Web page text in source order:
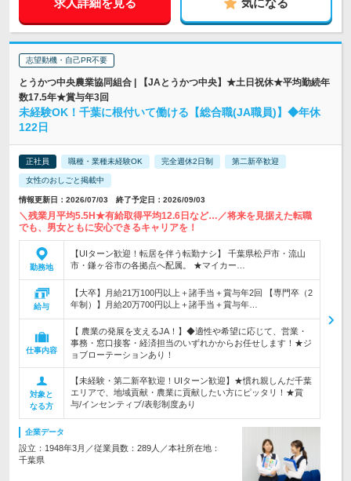
求人詳細を見る 気になる
志望動機・自己PR不要
とうかつ中央農業協同組合 | 【JAとうかつ中央】★土日祝休★平均勤続年
数17.5年★賞与年3回
未経験OK！千葉に根付いて働ける【総合職(JA職員)】◆年休
122日
正社員 職種・業種未経験OK 完全週休2日制 第二新卒歓迎
女性のおしごと掲載中
情報更新日：2026/07/03 終了予定日：2026/09/03
＼残業月平均5.5H★有給取得平均12.6日など…／将来を見据えた転職
でも、男女ともに安心できるキャリアを！
勤務地
【UIターン歓迎！転居を伴う転勤ナシ】 千葉県松戸市・流山
市・鎌ヶ谷市の各拠点へ配属。 ★マイカー…
給与
【大卒】月給21万100円以上＋諸手当＋賞与年2回 【専門卒（2
年制）】月給20万700円以上＋諸手当＋賞与年…
仕事内容
【 農業の発展を支えるJA！】◆適性や希望に応じて、営業・
事務・窓口接客・経済担当のいずれかからお任せします！★ジ
ョブローテーションあり！
対象と
なる方
【未経験・第二新卒歓迎！UIターン歓迎】★慣れ親しんだ千葉
エリアで、地域貢献・農業に貢献したい方にピッタリ！★賞
与/インセンティブ/表彰制度あり
企業データ
設立：1948年3月／従業員数：289人／本社所在地：
千葉県